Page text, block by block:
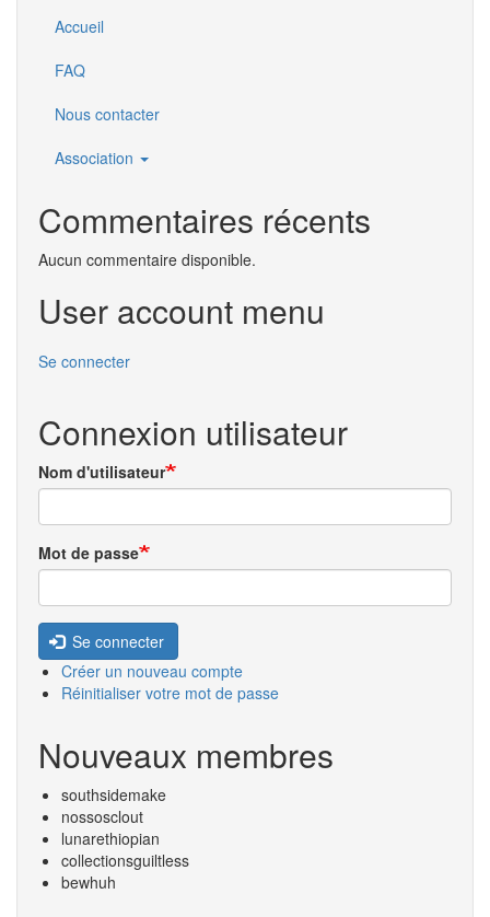
Accueil
FAQ
Nous contacter
Association
Commentaires récents
Aucun commentaire disponible.
User account menu
Se connecter
Connexion utilisateur
Nom d'utilisateur
Mot de passe
Se connecter
Créer un nouveau compte
Réinitialiser votre mot de passe
Nouveaux membres
southsidemake
nossosclout
lunarethiopian
collectionsguiltless
bewhuh